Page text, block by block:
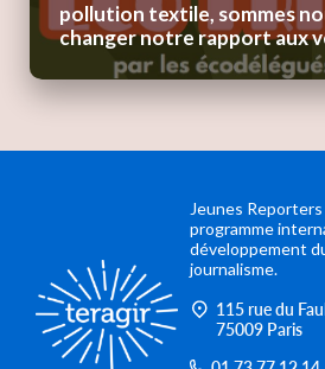
pollution textile, sommes
changer notre rapport aux
Jeunes
programme
développement
journalisme.
115 rue du
75009 Paris